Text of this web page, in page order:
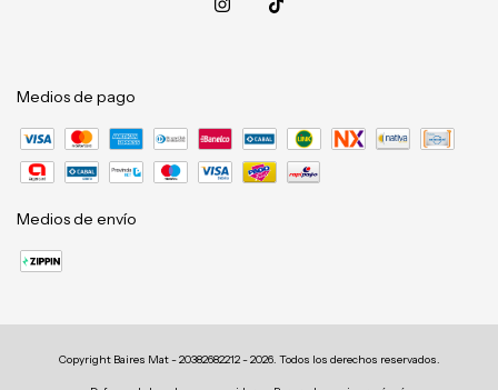
Medios de pago
Medios de envío
Copyright Baires Mat - 20382682212 - 2026. Todos los derechos reservados.